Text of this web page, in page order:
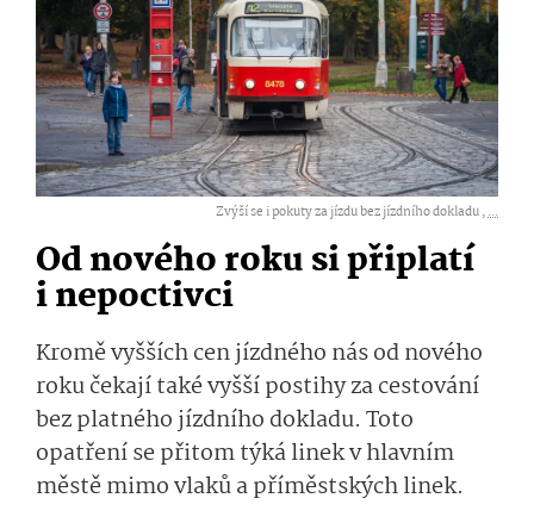
Zvýší se i pokuty za jízdu bez jízdního dokladu ,...
Od nového roku si připlatí
i nepoctivci
Kromě vyšších cen jízdného nás od nového
roku čekají také vyšší postihy za cestování
bez platného jízdního dokladu. Toto
opatření se přitom týká linek v hlavním
městě mimo vlaků a příměstských linek.